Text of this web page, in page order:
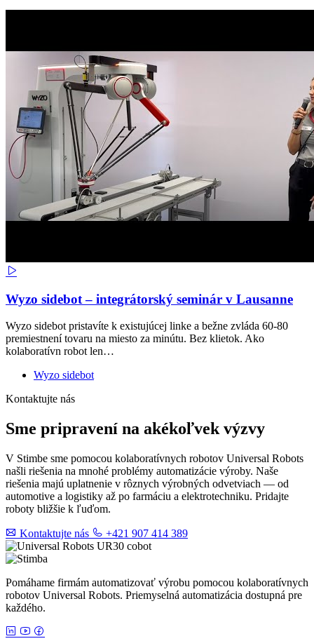
Wyzo sidebot – integrátorský seminár v Lausanne
Wyzo sidebot pristavíte k existujúcej linke a bežne zvláda 60-80
premiestnení tovaru na miesto za minútu. Bez klietok. Ako
kolaboratívn robot len…
Wyzo sidebot
Kontaktujte nás
Sme pripravení na akékoľvek výzvy
V Stimbe sme pomocou kolaboratívnych robotov Universal Robots
našli riešenia na mnohé problémy automatizácie výroby. Naše
riešenia majú uplatnenie v rôznych výrobných odvetviach — od
automotive a logistiky až po farmáciu a elektrotechniku. Pridajte
roboty bližšie k ľuďom.
Kontaktujte nás +421 907 414 389
Pomáhame firmám automatizovať výrobu pomocou kolaboratívnych
robotov Universal Robots. Priemyselná automatizácia dostupná pre
každého.